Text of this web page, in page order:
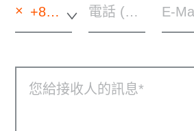
× +886 - 中國台灣 電話 (自選) E-
您給接收人的訊息